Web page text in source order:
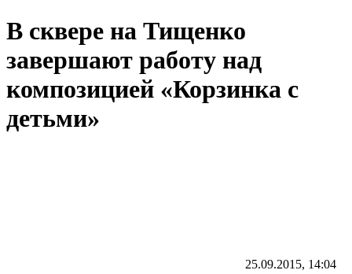
В сквере на Тищенко
завершают работу над
композицией «Корзинка с
детьми»
25.09.2015, 14:04